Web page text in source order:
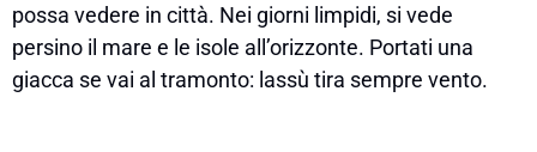
possa vedere in città. Nei giorni limpidi, si vede
persino il mare e le isole all’orizzonte. Portati una
giacca se vai al tramonto: lassù tira sempre vento.